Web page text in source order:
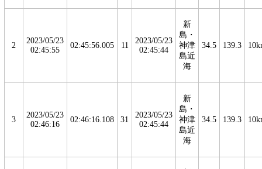
2
2023/05/23
02:45:55
02:45:56.005 11
2023/05/23
02:45:44
新
島・
神津
島近
海
34.5 139.3
3
2023/05/23
02:46:16
02:46:16.108 31
2023/05/23
02:45:44
新
島・
神津
島近
海
34.5 139.3